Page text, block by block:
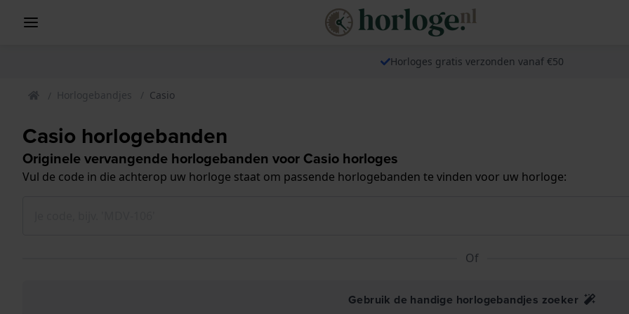
Horloges gratis verzonden vanaf €50
Horlogebandjes Casio
Casio horlogebanden
Originele vervangende horlogebanden voor Casio horloges
Vul de code in die achterop uw horloge staat om passende horlogebanden te vinden voor uw horloge:
Of
Gebruik de handige horlogebandjes zoeker